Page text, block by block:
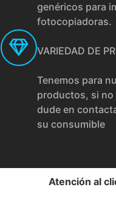
genéricos para
fotocopiadoras.
VARIEDAD DE
Tenemos para
productos, si no
dude en
su consumible
Atención al